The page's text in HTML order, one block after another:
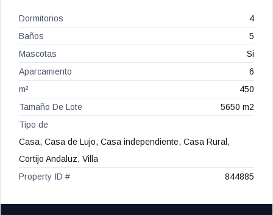
Dormitorios
4
Baños
5
Mascotas
Si
Aparcamiento
6
m²
450
Tamaño De Lote
5650 m2
Tipo de
Casa, Casa de Lujo, Casa independiente, Casa Rural,
Cortijo Andaluz, Villa
Property ID #
844885